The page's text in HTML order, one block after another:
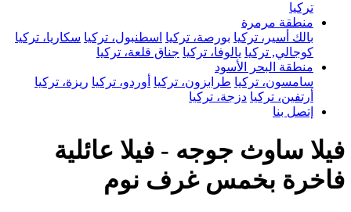
تركيا
منطقة مرمرة
بالك أسير، تركيا بورصة، تركيا اسطنبول، تركيا سكاريا، تركيا
كوجالي, تركيا يالوفا، تركيا جناق قلعة، تركيا
منطقة البحر الأسود
سامسون، تركيا طرابزون، تركيا أوردو، تركيا ريزة، تركيا
أرتفين، تركيا دزجة، تركيا
إتصل بنا
فيلا ساوث جوجه - فيلا عائلية
فاخرة بخمس غرف نوم